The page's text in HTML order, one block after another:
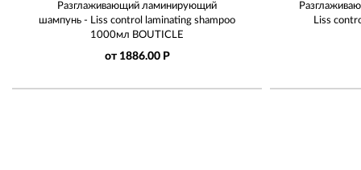
Разглаживающий ламинирующий
шампунь - Liss control laminating shampoo
1000мл BOUTICLE
от 1886.00 Р
Liss